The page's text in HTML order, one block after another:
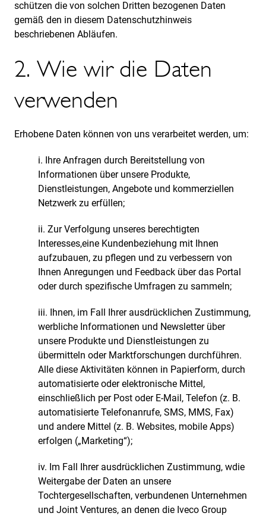
schützen die von solchen Dritten bezogenen Daten
gemäß den in diesem Datenschutzhinweis
beschriebenen Abläufen.
2. Wie wir die Daten
verwenden
Erhobene Daten können von uns verarbeitet werden, um:
i. Ihre Anfragen durch Bereitstellung von
Informationen über unsere Produkte,
Dienstleistungen, Angebote und kommerziellen
Netzwerk zu erfüllen;
ii. Zur Verfolgung unseres berechtigten
Interesses,eine Kundenbeziehung mit Ihnen
aufzubauen, zu pflegen und zu verbessern von
Ihnen Anregungen und Feedback über das Portal
oder durch spezifische Umfragen zu sammeln;
iii. Ihnen, im Fall Ihrer ausdrücklichen Zustimmung,
werbliche Informationen und Newsletter über
unsere Produkte und Dienstleistungen zu
übermitteln oder Marktforschungen durchführen.
Alle diese Aktivitäten können in Papierform, durch
automatisierte oder elektronische Mittel,
einschließlich per Post oder E-Mail, Telefon (z. B.
automatisierte Telefonanrufe, SMS, MMS, Fax)
und andere Mittel (z. B. Websites, mobile Apps)
erfolgen („Marketing“);
iv. Im Fall Ihrer ausdrücklichen Zustimmung, wdie
Weitergabe der Daten an unsere
Tochtergesellschaften, verbundenen Unternehmen
und Joint Ventures, an denen die Iveco Group